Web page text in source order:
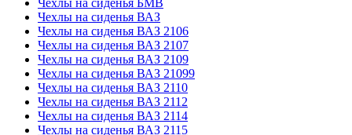
Чехлы на сиденья БМВ
Чехлы на сиденья ВАЗ
Чехлы на сиденья ВАЗ 2106
Чехлы на сиденья ВАЗ 2107
Чехлы на сиденья ВАЗ 2109
Чехлы на сиденья ВАЗ 21099
Чехлы на сиденья ВАЗ 2110
Чехлы на сиденья ВАЗ 2112
Чехлы на сиденья ВАЗ 2114
Чехлы на сиденья ВАЗ 2115